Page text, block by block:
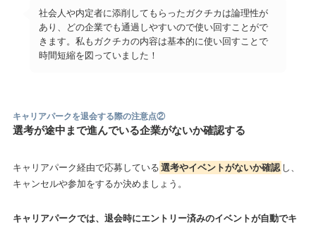
社会人や内定者に添削してもらったガクチカは論理性が
あり、どの企業でも通過しやすいので使い回すことがで
きます。私もガクチカの内容は基本的に使い回すことで
時間短縮を図っていました！
キャリアパークを退会する際の注意点②
選考が途中まで進んでいる企業がないか確認する
キャリアパーク経由で応募している 選考やイベントがないか確認 し、
キャンセルや参加をするか決めましょう。
キャリアパークでは、退会時にエントリー済みのイベントが自動でキ